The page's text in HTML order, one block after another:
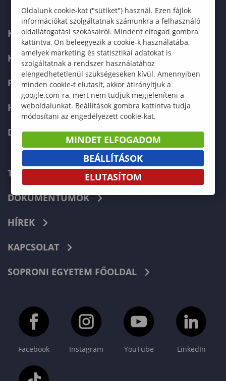
KARUNK
KÉPZÉSEK
FELVÉTELIZŐKNEK
HALLGATÓKNAK
DOKTORI ISKOLA
TELEFONKÖNYV
DOKUMENTUMOK
HÍREK
KAPCSOLAT
SOPRONI EGYETEM FŐOLDAL
Facebook Instagram YouTube LinkedIn
Oldalunk cookie-kat ("sütiket") használ. Ezen fájlok
információkat szolgáltatnak számunkra a felhasználó
oldallátogatási szokásairól. Mindent elfogad gombra
kattintva, Ön beleegyezik a cookie-k használatába,
amelyek marketing és statisztikai adatokat is
szolgáltatnak a rendszer használatához
elengedhetetlenül szükségeseken kívül. Amennyiben
minden cookie-t elutasít, akkor átirányítjuk a
google.com-ra, mert nem tudjuk megjeleníteni a
weboldalunkat. Beállítások gombra kattintva tudja
módosítani az engedélyezett cookie-kat.
MINDET ELFOGADOM
BEÁLLÍTÁSOK
ELUTASÍTOM